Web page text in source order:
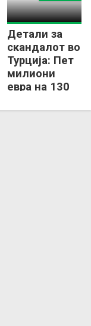
Детали за
скандалот во
Турција: Пет
милиони
евра на 130
голман дава